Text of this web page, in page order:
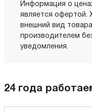
Информация о
является офертой.
внешний вид
производителем
уведомления.
24 года